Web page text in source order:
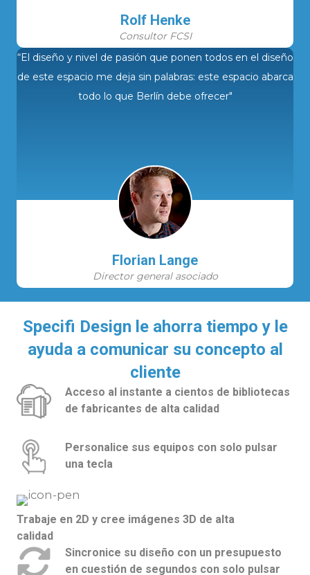
Rolf Henke
Consultor FCSI
“El diseño y nivel de pasión que ponen todos en el diseño
de este espacio me deja sin palabras: este espacio abarca
todo lo que Berlín debe ofrecer"
Florian Lange
Director general asociado
Specifi Design le ahorra tiempo y le
ayuda a comunicar su concepto al
cliente
Acceso al instante a cientos de bibliotecas
de fabricantes de alta calidad
Personalice sus equipos con solo pulsar
una tecla
Trabaje en 2D y cree imágenes 3D de alta
calidad
Sincronice su diseño con un presupuesto
en cuestión de segundos con solo pulsar